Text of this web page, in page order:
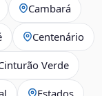
Cambará
Centenário
Verde
Estados